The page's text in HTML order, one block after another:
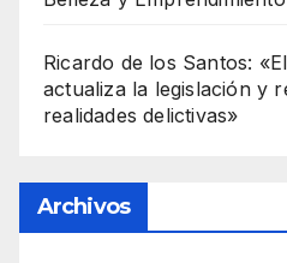
Ricardo de los Santos:
actualiza la legislación y
realidades delictivas»
Archivos